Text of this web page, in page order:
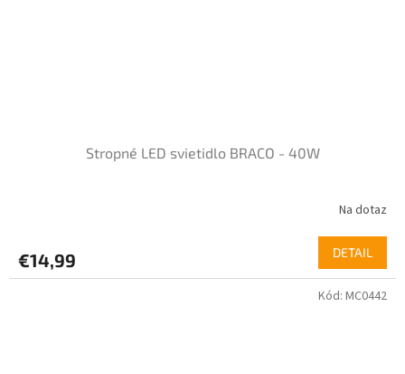
Stropné LED svietidlo BRACO - 40W
Na dotaz
€14,99 DETAIL
Kód: MC0442